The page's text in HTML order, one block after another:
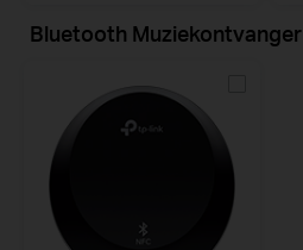
Bluetooth Muziekontvanger